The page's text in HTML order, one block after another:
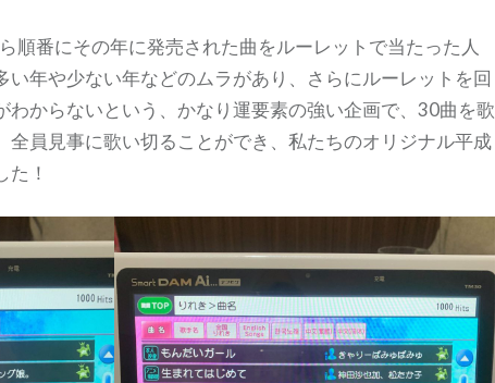
順番にその年に発売された曲をルーレットで当たった人
い年や少ない年などのムラがあり、さらにルーレットを回
わからないという、かなり運要素の強い企画で、30曲を歌
全員見事に歌い切ることができ、私たちのオリジナル平成
た！